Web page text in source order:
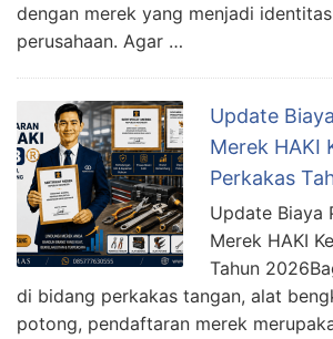
dengan merek yang menjadi
perusahaan. Agar …
Update
Merek HAKI
Perkakas
Update Biaya
Merek HAKI
Tahun
di bidang perkakas tangan, alat
potong, pendaftaran merek